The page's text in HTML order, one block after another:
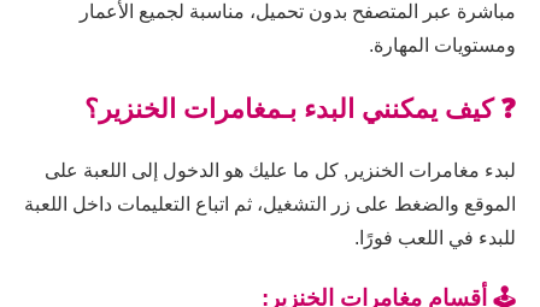
مباشرة عبر المتصفح بدون تحميل، مناسبة لجميع الأعمار
ومستويات المهارة.
❓ كيف يمكنني البدء بـمغامرات الخنزير؟
لبدء مغامرات الخنزير, كل ما عليك هو الدخول إلى اللعبة على
الموقع والضغط على زر التشغيل، ثم اتباع التعليمات داخل اللعبة
للبدء في اللعب فورًا.
🕹️ أقسام مغامرات الخنزير: